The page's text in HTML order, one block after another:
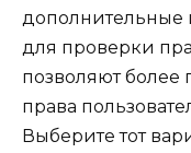
дополнительные
для проверки
позволяют более
права
Выберите тот